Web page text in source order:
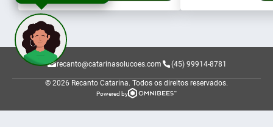
recanto@catarinasolucoes.com (45) 99914-8781
© 2026 Recanto Catarina. Todos os direitos reservados.
Powered by